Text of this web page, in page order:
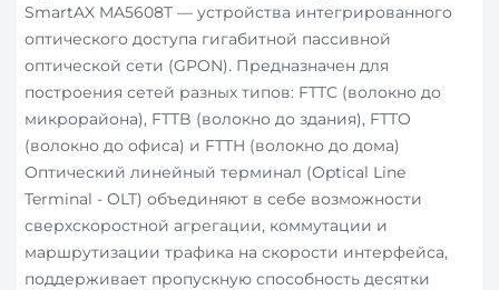
SmartAX MA5608T — устройства интегрированного
оптического доступа гигабитной пассивной
оптической сети (GPON). Предназначен для
построения сетей разных типов: FTTC (волокно до
микрорайона), FTTB (волокно до здания), FTTO
(волокно до офиса) и FTTH (волокно до дома)
Оптический линейный терминал (Optical Line
Terminal - OLT) объединяют в себе возможности
сверхскоростной агрегации, коммутации и
маршрутизации трафика на скорости интерфейса,
поддерживает пропускную способность десятки